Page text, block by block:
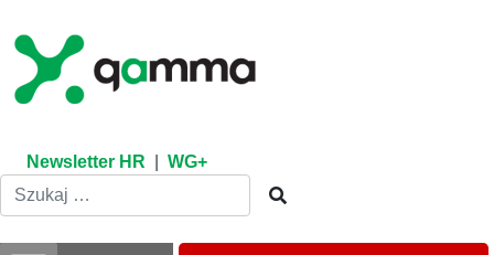
content
Newsletter HR WG+